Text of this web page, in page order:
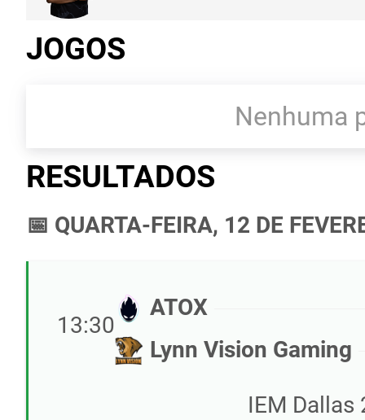
JOGOS
Nenhuma
RESULTADOS
📅 QUARTA-FEIRA, 12 DE
13:30
ATOX
Lynn Vision Gaming
IEM Dallas